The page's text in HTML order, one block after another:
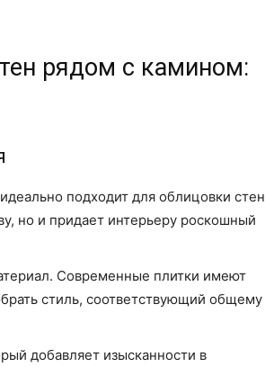
рядом с камином:
подходит для облицовки стен
но и придает интерьеру роскошный
Современные плитки имеют
стиль, соответствующий общему
добавляет изысканности в